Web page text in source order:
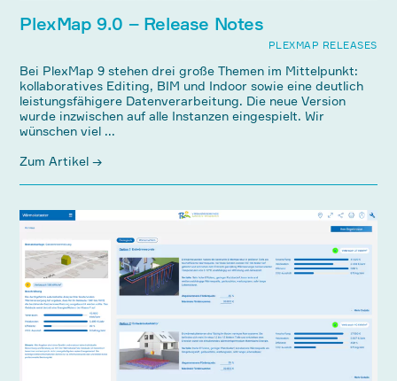
PlexMap 9.0 – Release Notes
PLEXMAP RELEASES
Bei PlexMap 9 stehen drei große Themen im Mittelpunkt:
kollaboratives Editing, BIM und Indoor sowie eine deutlich
leistungsfähigere Datenverarbeitung. Die neue Version
wurde inzwischen auf alle Instanzen eingespielt. Wir
wünschen viel ...
Zum Artikel →